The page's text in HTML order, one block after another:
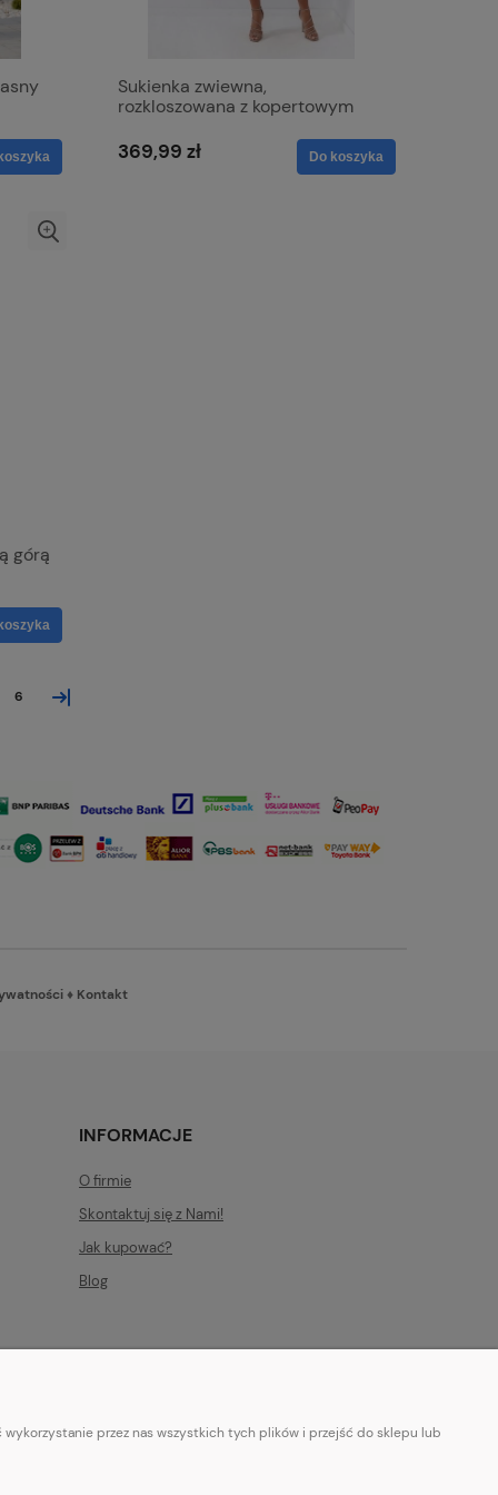
Sukienka zwiewna,
rozkloszowana z kopertowym
zieleń granatowa
369,99 zł Do koszyka
górą
6 »
♦ Kontakt
INFORMACJE
O firmie
Skontaktuj się z Nami!
Jak kupować?
Blog
przez nas wszystkich tych plików i przejść do sklepu lub